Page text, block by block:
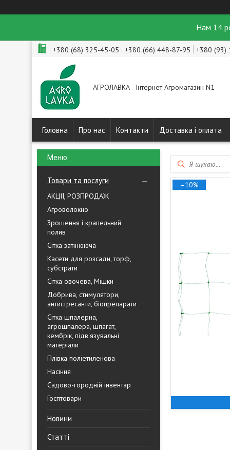
Нам 14
+380 (68) 325-45-05 +380 (66) 448-87-95 +380 (93)
АГРОЛАВКА - Інтернет Агромагазин N1
Головна Про нас Контакти Доставка і оплата
Товари та послуги
АКЦІЇ, РОЗПРОДАЖ
Агроволокно
Зрошення і крапельний
полив
Сітка затінююча
Касети для розсади, торф,
субстрати
Сітка овочева, Мішки
Добрива, стимулятори,
антистресанти, біопрепарати
Сітка шпалерна,
агрошпалера, шпагат,
кембрік, підв'язувальні
матеріали
Плівка поліетиленова
Насіння
Садово-городній інвентар
Госптовари
Новини
Статті
–10%